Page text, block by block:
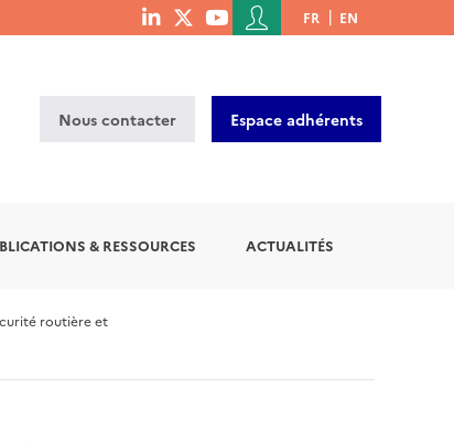
menu
Menu
du
de
l'utilisateur
FR EN
Nous contacter Espace adhérents
& RESSOURCES ACTUALITÉS
routière et